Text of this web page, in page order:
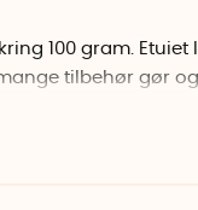
100 gram. Etuiet
tilbehør gør